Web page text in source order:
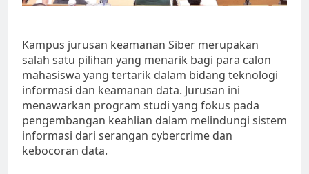
Kampus jurusan keamanan Siber merupakan
salah satu pilihan yang menarik bagi para calon
mahasiswa yang tertarik dalam bidang teknologi
informasi dan keamanan data. Jurusan ini
menawarkan program studi yang fokus pada
pengembangan keahlian dalam melindungi sistem
informasi dari serangan cybercrime dan
kebocoran data.